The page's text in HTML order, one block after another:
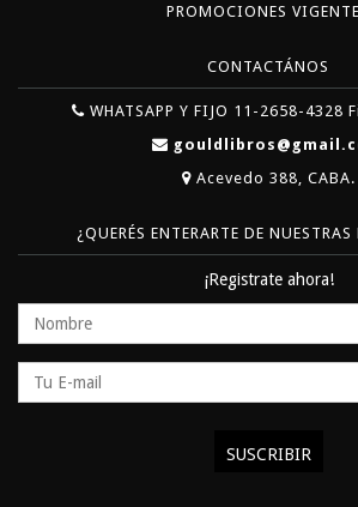
PROMOCIONES
CONTACTÁNOS
WHATSAPP Y FIJO 11-2658-4328
Acevedo 388, CABA.
¿QUERÉS ENTERARTE DE NUESTRAS
¡Registrate ahora!